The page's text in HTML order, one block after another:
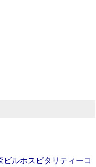
ビルホスピタリティーコ